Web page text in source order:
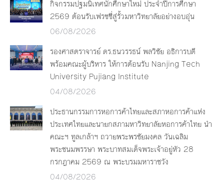
กิจกรรมปฐมนิเทศนักศึกษาใหม่ ประจำปีการศึกษา
2569 ต้อนรับเฟรชชี่สู่รั้วมหาวิทยาลัยอย่างอบอุ่น
06/08/2026
รองศาสตราจารย์ ดร.ธนวรรธน์ พลวิชัย อธิการบดี
พร้อมคณะผู้บริหาร ให้การต้อนรับ Nanjing Tech
University Pujiang Institute
04/08/2026
ประธานกรรมการหอการค้าไทยและสภาหอการค้าแห่ง
ประเทศไทยและนายกสภามหาวิทยาลัยหอการค้าไทย นำ
คณะฯ ทูลเกล้าฯ ถวายพระพรชัยมงคล วันเฉลิม
พระชนมพรรษา พระบาทสมเด็จพระเจ้าอยู่หัว 28
กรกฎาคม 2569 ณ พระบรมมหาราชวัง
04/08/2026